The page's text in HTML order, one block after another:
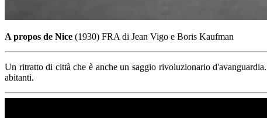
A propos de Nice (1930) FRA di Jean Vigo e Boris Kaufman
Un ritratto di città che è anche un saggio rivoluzionario
abitanti.